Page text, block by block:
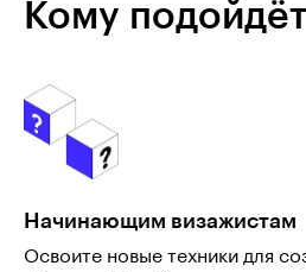
Кому
Начинающим визажистам
Освоите новые техники для